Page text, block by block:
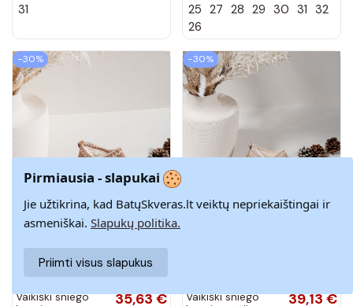
viduje, Mireya,
31
smėlio spalvos
25 27 28 29 30 31 32
26
−30%
Vaikiški sniego
35,63 €
−30%
Vaikiški sniego
39,13 €
Pirmiausia - slapukai
Jie užtikrina, kad BatųSkveras.lt veiktų nepriekaištingai ir
asmeniškai. Slapukų politika.
Priimti visus slapukus